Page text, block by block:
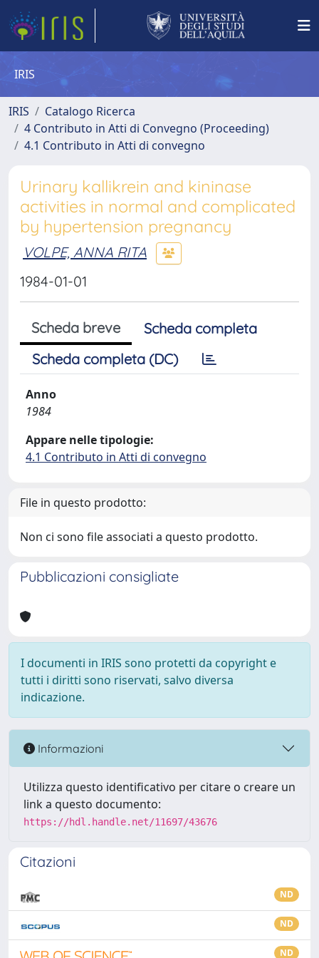
IRIS
IRIS
Catalogo Ricerca
4 Contributo in Atti di Convegno (Proceeding)
4.1 Contributo in Atti di convegno
Urinary kallikrein and kininase
activities in normal and complicated
by hypertension pregnancy
VOLPE, ANNA RITA
1984-01-01
Scheda breve
Scheda completa
Scheda completa (DC)
Anno
1984
Appare nelle tipologie:
4.1 Contributo in Atti di convegno
File in questo prodotto:
Non ci sono file associati a questo prodotto.
Pubblicazioni consigliate
I documenti in IRIS sono protetti da copyright e
tutti i diritti sono riservati, salvo diversa
indicazione.
Informazioni
Utilizza questo identificativo per citare o creare un
link a questo documento:
https://hdl.handle.net/11697/43676
Citazioni
ND
ND
ND